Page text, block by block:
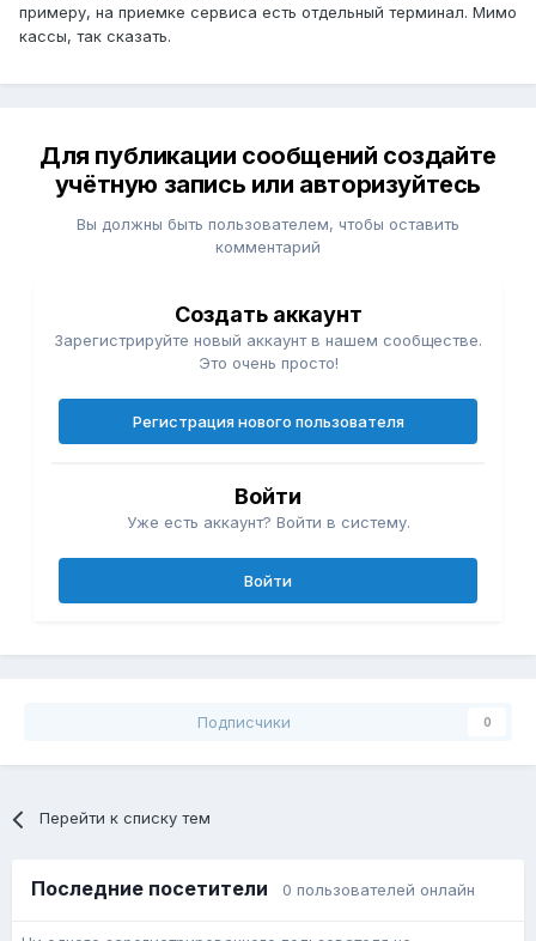
примеру, на приемке сервиса есть отдельный терминал. Мимо
кассы, так сказать.
Для публикации сообщений создайте
учётную запись или авторизуйтесь
Вы должны быть пользователем, чтобы оставить
комментарий
Создать аккаунт
Зарегистрируйте новый аккаунт в нашем сообществе.
Это очень просто!
Регистрация нового пользователя
Войти
Уже есть аккаунт? Войти в систему.
Войти
Подписчики 0
Перейти к списку тем
Последние посетители 0 пользователей онлайн